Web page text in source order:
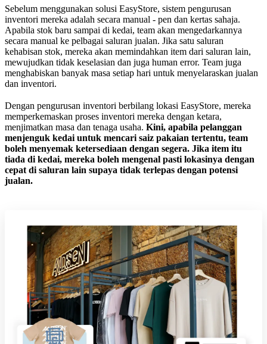
Sebelum menggunakan solusi EasyStore, sistem pengurusan
inventori mereka adalah secara manual - pen dan kertas sahaja.
Apabila stok baru sampai di kedai, team akan mengedarkannya
secara manual ke pelbagai saluran jualan. Jika satu saluran
kehabisan stok, mereka akan memindahkan item dari saluran lain,
mewujudkan tidak keselasian dan juga human error. Team juga
menghabiskan banyak masa setiap hari untuk menyelaraskan jualan
dan inventori.
Dengan pengurusan inventori berbilang lokasi EasyStore, mereka
memperkemaskan proses inventori mereka dengan ketara,
menjimatkan masa dan tenaga usaha. Kini, apabila pelanggan
menjenguk kedai untuk mencari saiz pakaian tertentu, team
boleh menyemak ketersediaan dengan segera. Jika item itu
tiada di kedai, mereka boleh mengenal pasti lokasinya dengan
cepat di saluran lain supaya tidak terlepas dengan potensi
jualan.